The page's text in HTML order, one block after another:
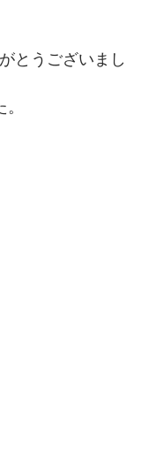
とうございまし